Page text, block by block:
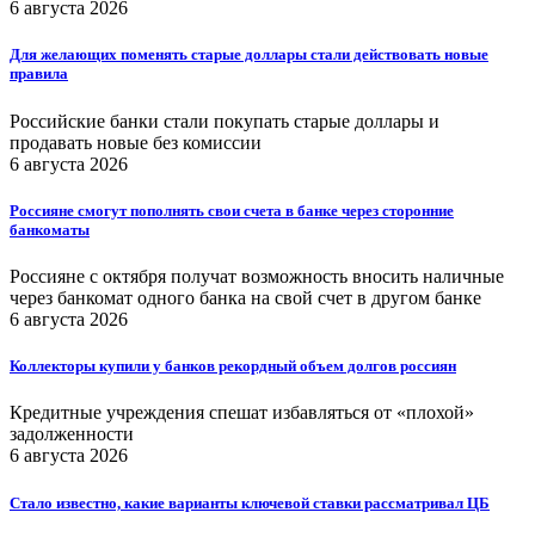
6 августа 2026
Для желающих поменять старые доллары стали действовать новые
правила
Российские банки стали покупать старые доллары и
продавать новые без комиссии
6 августа 2026
Россияне смогут пополнять свои счета в банке через сторонние
банкоматы
Россияне с октября получат возможность вносить наличные
через банкомат одного банка на свой счет в другом банке
6 августа 2026
Коллекторы купили у банков рекордный объем долгов россиян
Кредитные учреждения спешат избавляться от «плохой»
задолженности
6 августа 2026
Стало известно, какие варианты ключевой ставки рассматривал ЦБ